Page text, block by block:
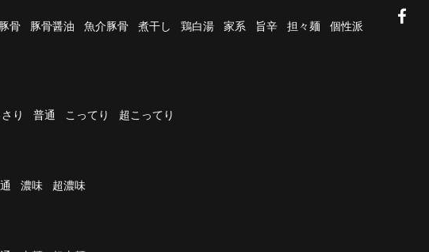
豚骨 豚骨醤油 魚介豚骨 煮干し 鶏白湯 家系 旨辛 担々麺
個性派
り 普通 こってり 超こってり
濃味 超濃味